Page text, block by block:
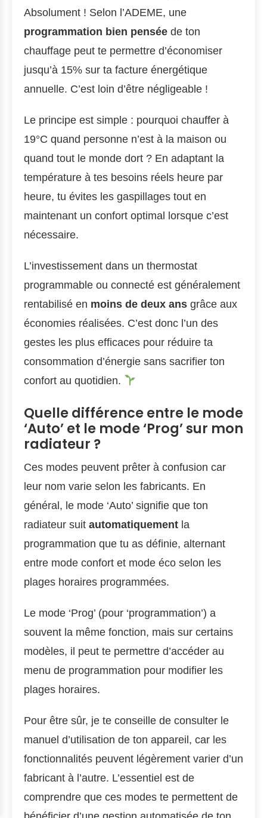
Absolument ! Selon l’ADEME, une
programmation bien pensée de ton
chauffage peut te permettre d’économiser
jusqu’à 15% sur ta facture énergétique
annuelle. C’est loin d’être négligeable !
Le principe est simple : pourquoi chauffer à
19°C quand personne n’est à la maison ou
quand tout le monde dort ? En adaptant la
température à tes besoins réels heure par
heure, tu évites les gaspillages tout en
maintenant un confort optimal lorsque c’est
nécessaire.
L’investissement dans un thermostat
programmable ou connecté est généralement
rentabilisé en moins de deux ans grâce aux
économies réalisées. C’est donc l’un des
gestes les plus efficaces pour réduire ta
consommation d’énergie sans sacrifier ton
confort au quotidien.
Quelle différence entre le mode
‘Auto’ et le mode ‘Prog’ sur mon
radiateur ?
Ces modes peuvent prêter à confusion car
leur nom varie selon les fabricants. En
général, le mode ‘Auto’ signifie que ton
radiateur suit automatiquement la
programmation que tu as définie, alternant
entre mode confort et mode éco selon les
plages horaires programmées.
Le mode ‘Prog’ (pour ‘programmation’) a
souvent la même fonction, mais sur certains
modèles, il peut te permettre d’accéder au
menu de programmation pour modifier les
plages horaires.
Pour être sûr, je te conseille de consulter le
manuel d’utilisation de ton appareil, car les
fonctionnalités peuvent légèrement varier d’un
fabricant à l’autre. L’essentiel est de
comprendre que ces modes te permettent de